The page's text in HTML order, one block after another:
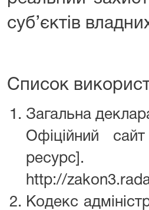
суб’єктів
Список
Загальна
Офіційний
http://
Кодекс